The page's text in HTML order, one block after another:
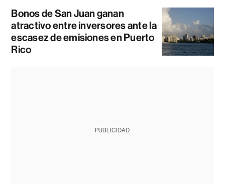
Bonos de San Juan ganan
atractivo entre inversores ante la
escasez de emisiones en Puerto
Rico
PUBLICIDAD